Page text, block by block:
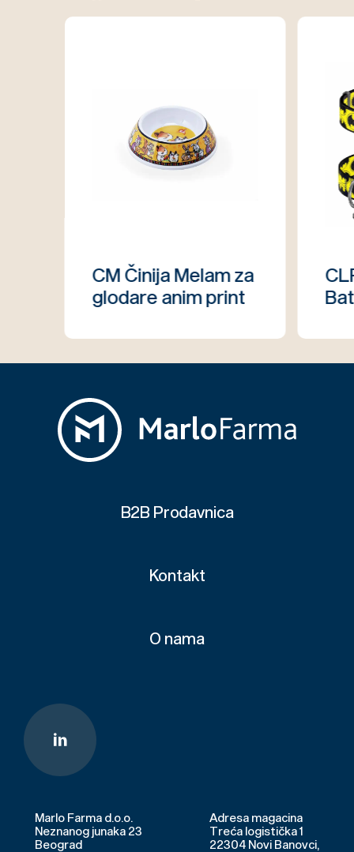
CM Činija Melam za
glodare anim print
B2B Prodavnica
Kontakt
O nama
Marlo Farma d.o.o.
Neznanog junaka 23
Beograd
Adresa magacina
Treća logistička 1
22304 Novi Banovci,